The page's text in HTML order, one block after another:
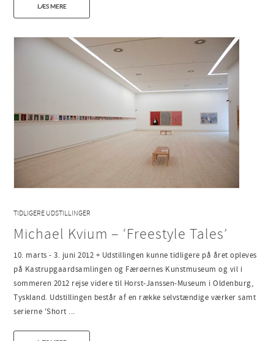
LÆS MERE
TIDLIGERE UDSTILLINGER
Michael Kvium – ‘Freestyle Tales’
10. marts - 3. juni 2012 + Udstillingen kunne tidligere på året opleves
på Kastrupgaardsamlingen og Færøernes Kunstmuseum og vil i
sommeren 2012 rejse videre til Horst-Janssen-Museum i Oldenburg,
Tyskland. Udstillingen består af en række selvstændige værker samt
serierne 'Short ...